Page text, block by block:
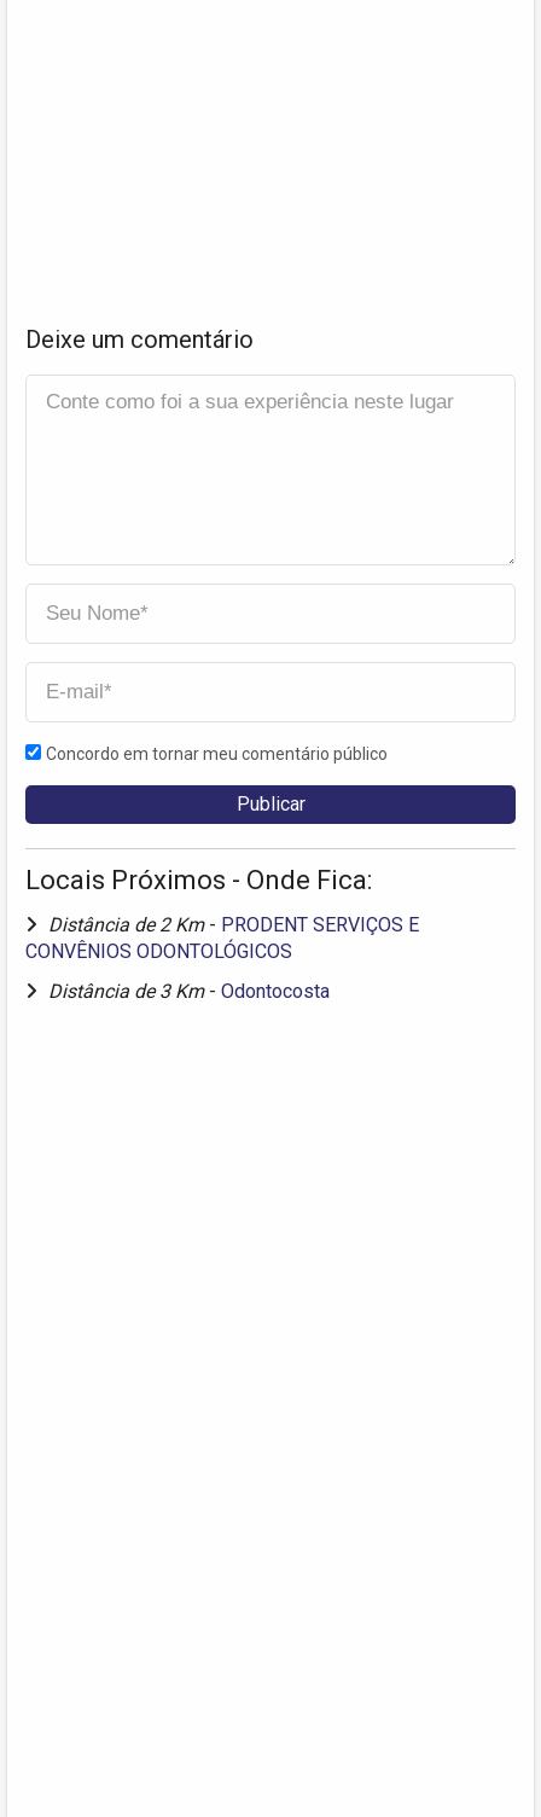
Deixe um comentário
Concordo em tornar meu comentário público
Locais Próximos - Onde Fica:
Distância de 2 Km - PRODENT SERVIÇOS E
CONVÊNIOS ODONTOLÓGICOS
Distância de 3 Km - Odontocosta